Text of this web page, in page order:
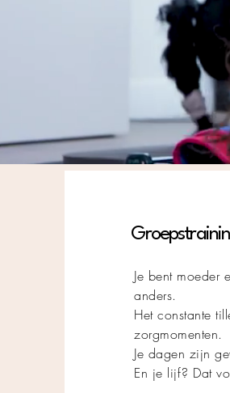
Je bent
anders.
Het constante
zorgmomenten.
Je dagen zijn
En je lijf? Dat